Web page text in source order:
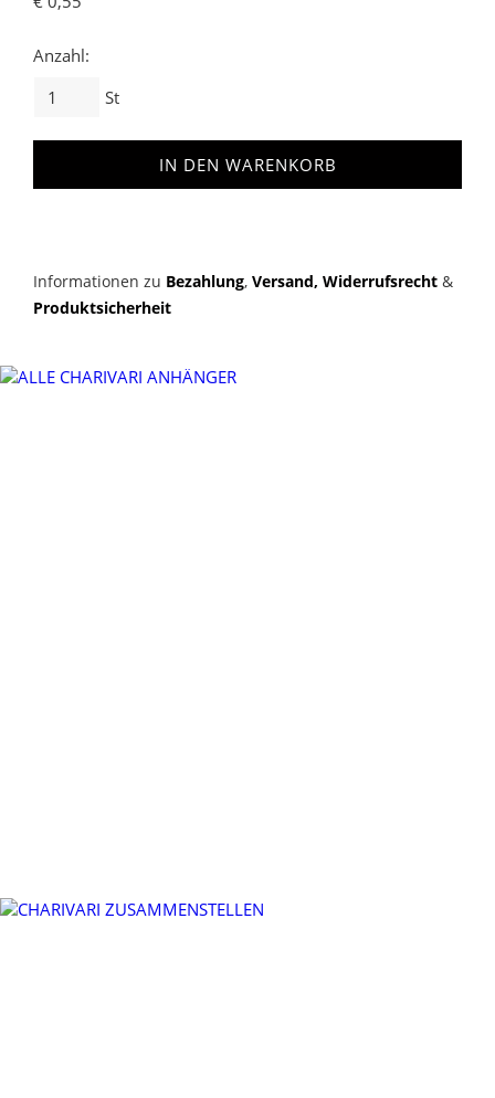
Anzahl:
St
IN DEN WARENKORB
Informationen zu Bezahlung, Versand, Widerrufsrecht &
Produktsicherheit